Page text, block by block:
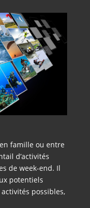
famille ou entre
d’activités
de week-end. Il
potentiels
possibles,